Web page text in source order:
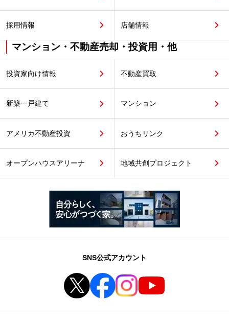
採用情報 店舗情報
マンション・不動産売却・投資用・他
投資家向け情報 不動産買取
新築一戸建て マンション
アメリカ不動産投資 おうちリンク
オープンハウスアリーナ 地域共創プロジェクト
SNS公式アカウント